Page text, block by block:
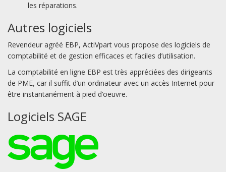
les réparations.
Autres logiciels
Revendeur agréé EBP, ActiVpart vous propose des logiciels de
comptabilité et de gestion efficaces et faciles d’utilisation.
La comptabilité en ligne EBP est très appréciées des dirigeants
de PME, car il suffit d’un ordinateur avec un accès Internet pour
être instantanément à pied d’oeuvre.
Logiciels SAGE